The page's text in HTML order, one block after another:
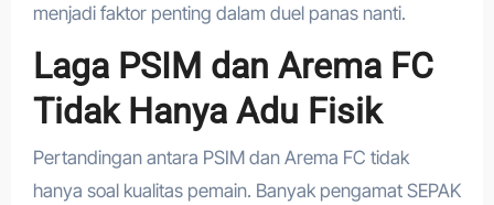
menjadi faktor penting dalam duel panas nanti.
Laga PSIM dan Arema FC
Tidak Hanya Adu Fisik
Pertandingan antara PSIM dan Arema FC tidak
hanya soal kualitas pemain. Banyak pengamat SEPAK